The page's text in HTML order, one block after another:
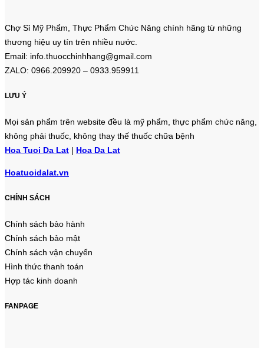
Chợ Sỉ Mỹ Phẩm, Thực Phẩm Chức Năng chính hãng từ những
thương hiệu uy tín trên nhiều nước.
Email: info.thuocchinhhang@gmail.com
ZALO: 0966.209920 – 0933.959911
LƯU Ý
Mọi sản phẩm trên website đều là mỹ phẩm, thực phẩm chức năng,
không phải thuốc, không thay thế thuốc chữa bệnh
Hoa Tuoi Da Lat | Hoa Da Lat
Hoatuoidalat.vn
CHÍNH SÁCH
Chính sách bảo hành
Chính sách bảo mật
Chính sách vận chuyển
Hình thức thanh toán
Hợp tác kinh doanh
FANPAGE